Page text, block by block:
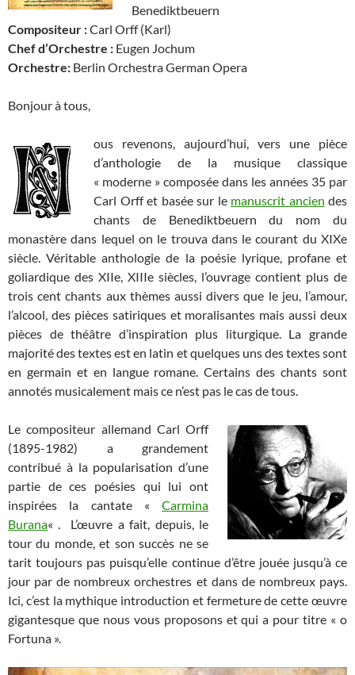
Benediktbeuern
Compositeur :Carl Orff (Karl)
Chef d’Orchestre : Eugen Jochum
Orchestre: Berlin Orchestra German Opera
Bonjour à tous,
ous revenons, aujourd’hui, vers une pièce
d’anthologie de la musique classique
« moderne » composée dans les années 35 par
Carl Orff et basée sur le manuscrit ancien des
chants de Benediktbeuern du nom du
monastère dans lequel on le trouva dans le courant du XIXe
siècle. Véritable anthologie de la poésie lyrique, profane et
goliardique des XIIe, XIIIe siècles, l’ouvrage contient plus de
trois cent chants aux thèmes aussi divers que le jeu, l’amour,
l’alcool, des pièces satiriques et moralisantes mais aussi deux
pièces de théâtre d’inspiration plus liturgique. La grande
majorité des textes est en latin et quelques uns des textes sont
en germain et en langue romane. Certains des chants sont
annotés musicalement mais ce n’est pas le cas de tous.
Le compositeur allemand Carl Orff
(1895-1982) a grandement
contribué à la popularisation d’une
partie de ces poésies qui lui ont
inspirées la cantate « Carmina
Burana« . L’œuvre a fait, depuis, le
tour du monde, et son succès ne se
tarit toujours pas puisqu’elle continue d’être jouée jusqu’à ce
jour par de nombreux orchestres et dans de nombreux pays.
Ici, c’est la mythique introduction et fermeture de cette œuvre
gigantesque que nous vous proposons et qui a pour titre « o
Fortuna ».